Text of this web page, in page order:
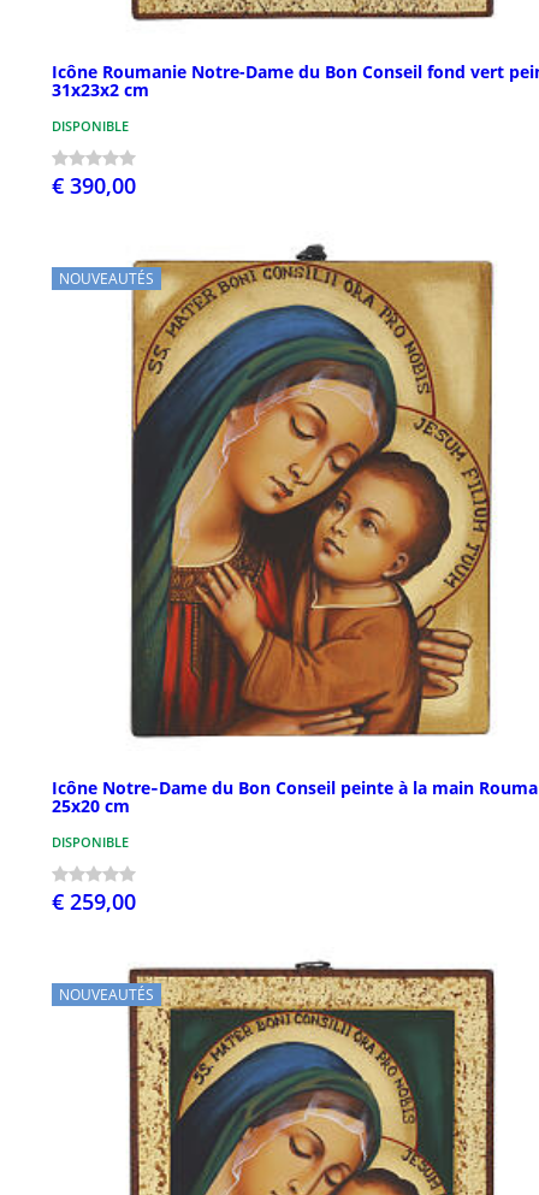
Icône Roumanie Notre-Dame du Bon Conseil fond vert
31x23x2 cm
DISPONIBLE
€ 390,00
NOUVEAUTÉS
Icône Notre‑Dame du Bon Conseil peinte à la main
25x20 cm
DISPONIBLE
€ 259,00
NOUVEAUTÉS